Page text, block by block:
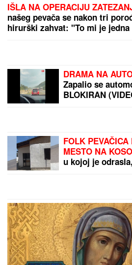
DANAS
Sipajte
donji ram
Genijalan i
štedi
PREPORUKA ZA VAS